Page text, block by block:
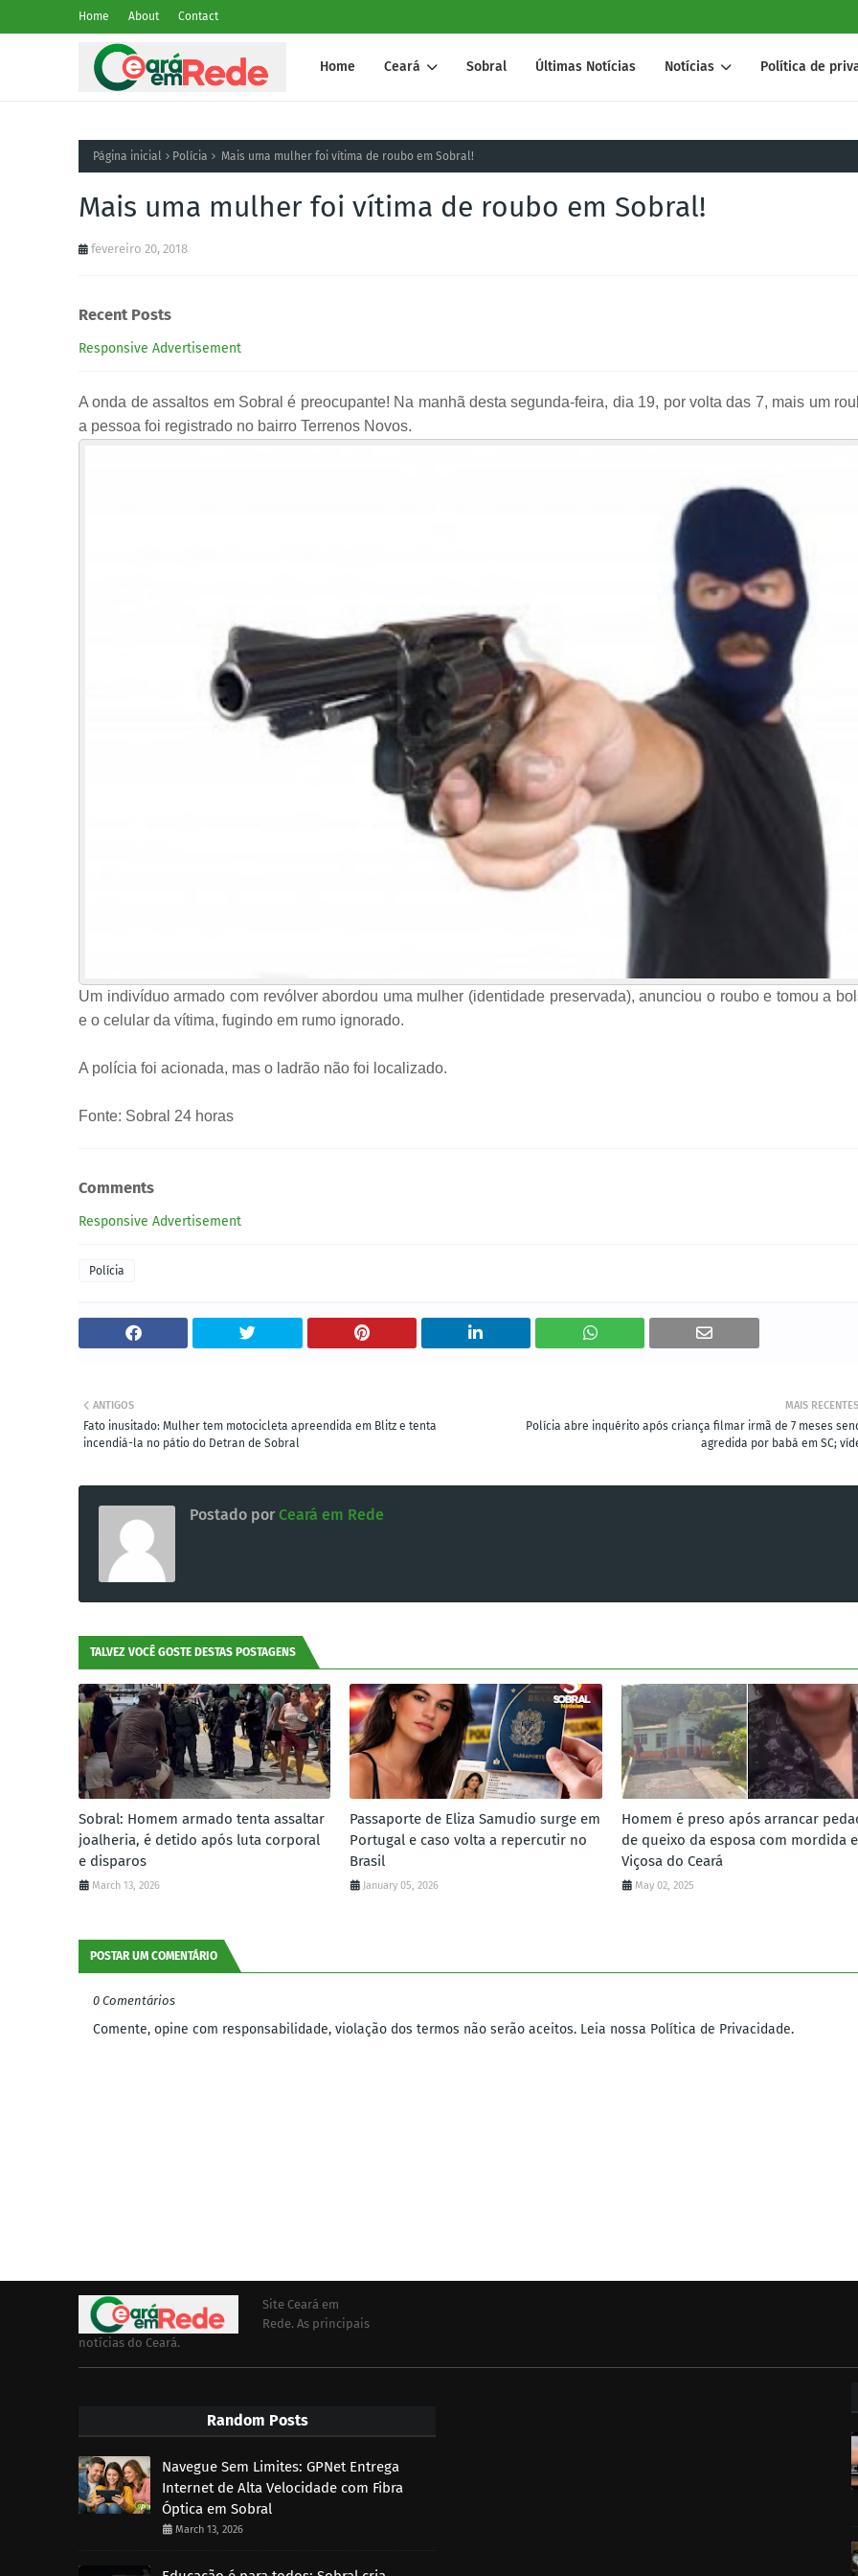
Home About Contact
Home Ceará Sobral Últimas Notícias Notícias Política de
Página inicial Polícia Mais uma mulher foi vítima de roubo em Sobral!
Mais uma mulher foi vítima de roubo em Sobral!
fevereiro 20, 2018
Recent Posts
Responsive Advertisement
A onda de assaltos em Sobral é preocupante! Na manhã desta segunda-feira, dia 19, por volta das 7, mais um
a pessoa foi registrado no bairro Terrenos Novos.
Um indivíduo armado com revólver abordou uma mulher (identidade preservada), anunciou o roubo e tomou a
e o celular da vítima, fugindo em rumo ignorado.
A polícia foi acionada, mas o ladrão não foi localizado.
Fonte: Sobral 24 horas
Comments
Responsive Advertisement
Polícia
MAIS RECENTES
Polícia abre inquérito após criança filmar irmã de 7 meses
agredida por babá em SC;
ANTIGOS
Fato inusitado: Mulher tem motocicleta apreendida em Blitz e tenta
incendiá-la no pátio do Detran de Sobral
Postado por Ceará em Rede
TALVEZ VOCÊ GOSTE DESTAS POSTAGENS
Sobral: Homem armado tenta assaltar
joalheria, é detido após luta corporal
e disparos
March 13, 2026
Passaporte de Eliza Samudio surge em
Portugal e caso volta a repercutir no
Brasil
January 05, 2026
Homem é preso após arrancar
de queixo da esposa com mordida
Viçosa do Ceará
May 02, 2025
POSTAR UM COMENTÁRIO
0 Comentários
Comente, opine com responsabilidade, violação dos termos não serão aceitos. Leia nossa Política de Privacidade.
Site Ceará em
Rede. As principais
notícias do Ceará.
Random Posts
Navegue Sem Limites: GPNet Entrega
Internet de Alta Velocidade com Fibra
Óptica em Sobral
March 13, 2026